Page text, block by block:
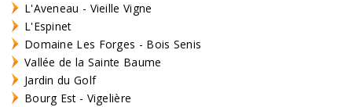
L'Aveneau - Vieille Vigne
L'Espinet
Domaine Les Forges - Bois Senis
Vallée de la Sainte Baume
Jardin du Golf
Bourg Est - Vigelière